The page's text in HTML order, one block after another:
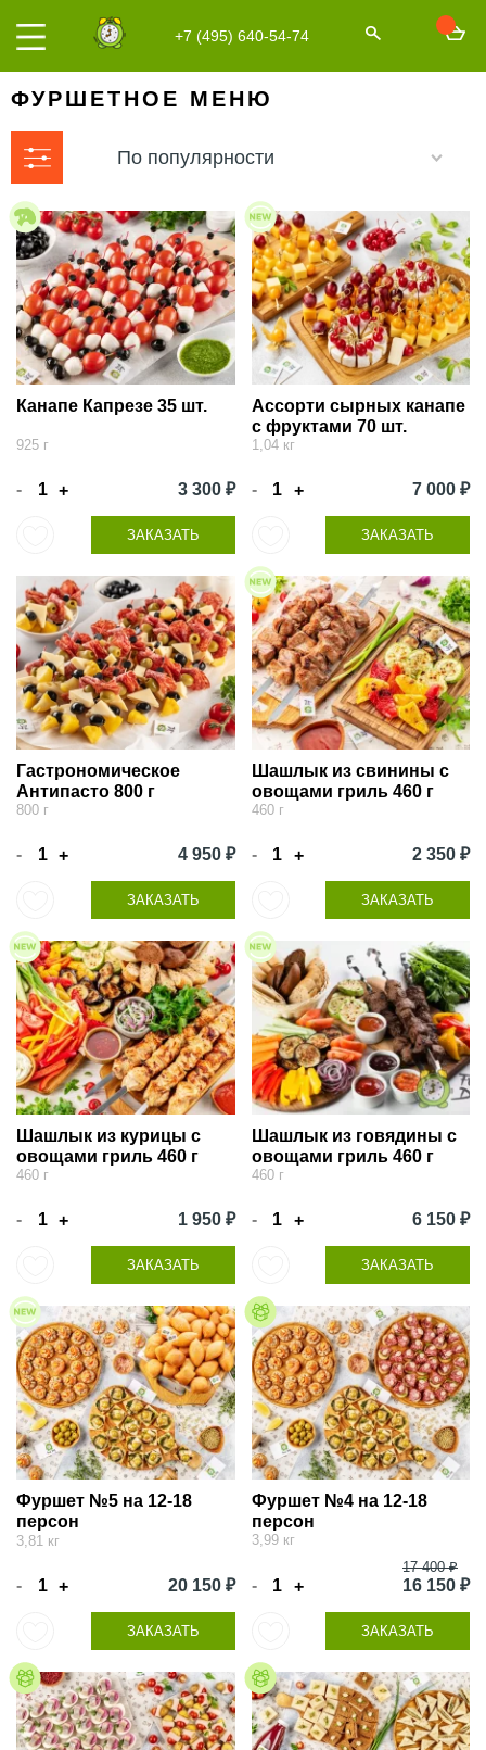
+7 (495) 640-54-74
ФУРШЕТНОЕ МЕНЮ
По популярности
Канапе Капрезе 35 шт.
925 г
- + 3 300 ₽
ЗАКАЗАТЬ
Ассорти сырных канапе
с фруктами 70 шт.
1,04 кг
- + 7 000 ₽
ЗАКАЗАТЬ
Гастрономическое
Антипасто 800 г
800 г
- + 4 950 ₽
ЗАКАЗАТЬ
Шашлык из свинины с
овощами гриль 460 г
460 г
- + 2 350 ₽
ЗАКАЗАТЬ
Шашлык из курицы с
овощами гриль 460 г
460 г
- + 1 950 ₽
ЗАКАЗАТЬ
Шашлык из говядины с
овощами гриль 460 г
460 г
- + 6 150 ₽
ЗАКАЗАТЬ
Фуршет №5 на 12-18
персон
3,81 кг
- + 20 150 ₽
ЗАКАЗАТЬ
Фуршет №4 на 12-18
персон
3,99 кг
- +
17 400 ₽
16 150 ₽
ЗАКАЗАТЬ